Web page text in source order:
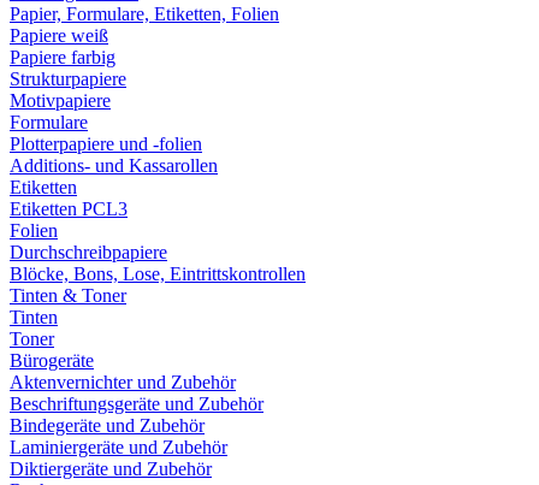
Papier, Formulare, Etiketten, Folien
Papiere weiß
Papiere farbig
Strukturpapiere
Motivpapiere
Formulare
Plotterpapiere und -folien
Additions- und Kassarollen
Etiketten
Etiketten PCL3
Folien
Durchschreibpapiere
Blöcke, Bons, Lose, Eintrittskontrollen
Tinten & Toner
Tinten
Toner
Bürogeräte
Aktenvernichter und Zubehör
Beschriftungsgeräte und Zubehör
Bindegeräte und Zubehör
Laminiergeräte und Zubehör
Diktiergeräte und Zubehör